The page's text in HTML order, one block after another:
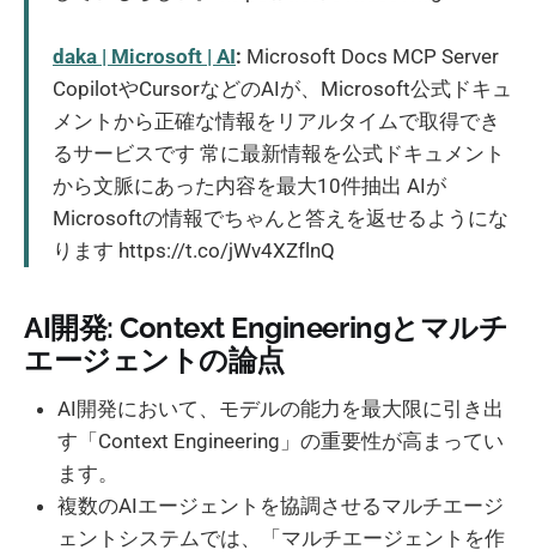
daka | Microsoft | AI: Microsoft Docs MCP Server
CopilotやCursorなどのAIが、Microsoft公式ドキュ
メントから正確な情報をリアルタイムで取得でき
るサービスです 常に最新情報を公式ドキュメント
から文脈にあった内容を最大10件抽出 AIが
Microsoftの情報でちゃんと答えを返せるようにな
ります https://t.co/jWv4XZflnQ
AI開発: Context Engineeringとマルチ
エージェントの論点
AI開発において、モデルの能力を最大限に引き出
す「Context Engineering」の重要性が高まってい
ます。
複数のAIエージェントを協調させるマルチエージ
ェントシステムでは、「マルチエージェントを作